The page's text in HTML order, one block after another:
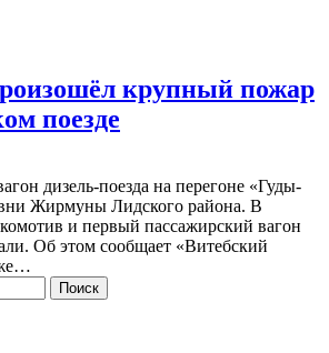
крупный пожар
поезде
дизель-поезда на перегоне «Гуды-
Жирмуны Лидского района. В
и первый пассажирский вагон
Об этом сообщает «Витебский